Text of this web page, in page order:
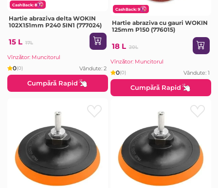
CashBack: 8
Hartie abraziva delta WOKIN
102X151mm P240 5IN1 (777024)
15 L 17L
Vînzător: Muncitorul
0(0) Vândute: 2
Cumpără Rapid
CashBack: 9
Hartie abraziva cu gauri WOKIN
125mm P150 (776015)
18 L 20L
Vînzător: Muncitorul
0(0) Vândute: 1
Cumpără Rapid